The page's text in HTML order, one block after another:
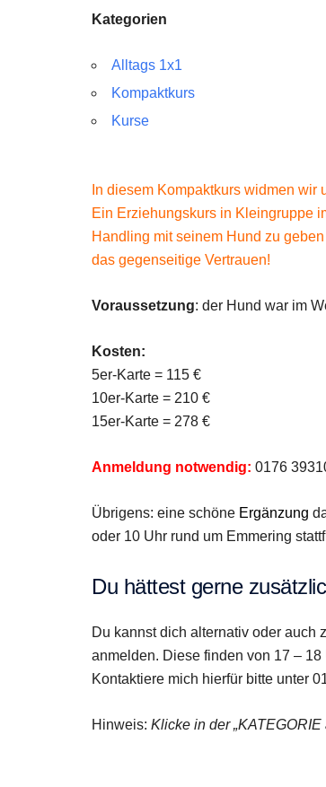
Kategorien
Alltags 1x1
Kompaktkurs
Kurse
In diesem Kompaktkurs widmen
Ein Erziehungskurs in Kleingruppe
Handling mit seinem Hund zu
das gegenseitige Vertrauen!
Voraussetzung: der Hund war im
Kosten:
5er-Karte = 115 €
10er-Karte = 210 €
15er-Karte = 278 €
Anmeldung notwendig: 0176
Übrigens: eine schöne Ergänzung
oder 10 Uhr rund um Emmering
Du hättest gerne
Du kannst dich alternativ oder auch
anmelden. Diese finden von 17 –
Kontaktiere mich hierfür bitte unter
Hinweis: Klicke in der